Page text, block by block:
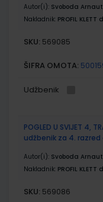
Autor(i): Svoboda
Nakladnik: PROFIL KLETT
SKU: 569085
ŠIFRA OMOTA:
Udžbenik
POGLED U SVIJET 4,
udžbenik za 4.
Autor(i): Svoboda
Nakladnik: PROFIL KLETT
SKU: 569086